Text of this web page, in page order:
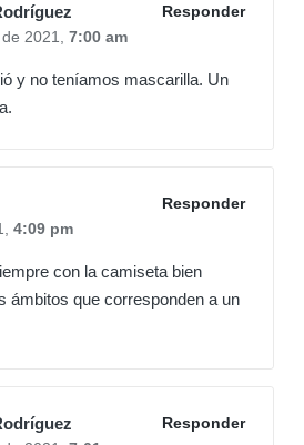
Responder
2021, 7:00 am
y no teníamos mascarilla. Un
Responder
4:09 pm
con la camiseta bien
ámbitos que corresponden a un
Responder